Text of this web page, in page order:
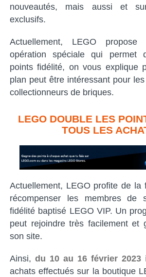
nouveautés, mais aussi et
exclusifs.
Actuellement, LEGO propose
opération spéciale qui permet
points fidélité, on vous explique
plan peut être intéressant pour
collectionneurs de briques.
LEGO DOUBLE LES
TOUS LES
Actuellement, LEGO profite de la
récompenser les membres de
fidélité baptisé LEGO VIP. Un
peut rejoindre très facilement et
son site.
Ainsi, du 10 au 16 février 2023
achats effectués sur la boutique